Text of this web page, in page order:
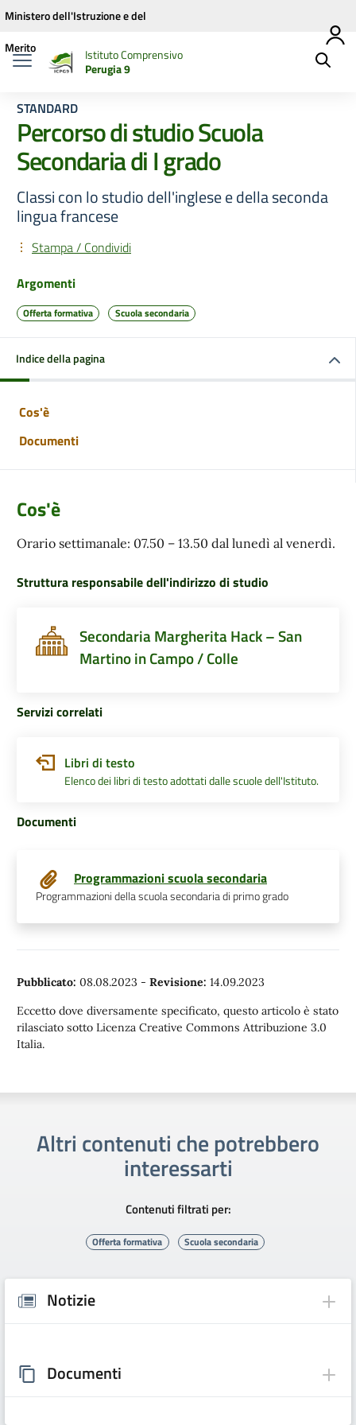
Vai ai contenuti
Vai al menu di navigazione
Vai al footer
Ministero dell'Istruzione e del
Merito
Istituto Comprensivo
Perugia 9
STANDARD
Percorso di studio Scuola
Secondaria di I grado
Classi con lo studio dell'inglese e della seconda
lingua francese
Stampa / Condividi
Argomenti
Offerta formativa Scuola secondaria
Indice della pagina
Cos'è
Documenti
Cos'è
Orario settimanale: 07.50 – 13.50 dal lunedì al venerdì.
Struttura responsabile dell'indirizzo di studio
Secondaria Margherita Hack – San
Martino in Campo / Colle
Servizi correlati
Libri di testo
Elenco dei libri di testo adottati dalle scuole dell'Istituto.
Documenti
Programmazioni scuola secondaria
Programmazioni della scuola secondaria di primo grado
Pubblicato: 08.08.2023 - Revisione: 14.09.2023
Eccetto dove diversamente specificato, questo articolo è stato
rilasciato sotto Licenza Creative Commons Attribuzione 3.0
Italia.
Altri contenuti che potrebbero
interessarti
Contenuti filtrati per:
Offerta formativa Scuola secondaria
Notizie
Documenti